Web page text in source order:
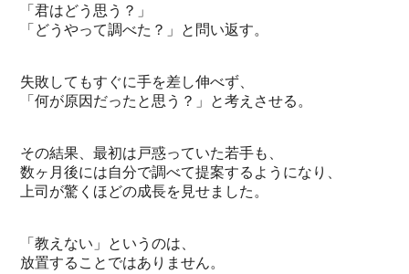
「君はどう思う？」
「どうやって調べた？」と問い返す。
失敗してもすぐに手を差し伸べず、
「何が原因だったと思う？」と考えさせる。
その結果、最初は戸惑っていた若手も、
数ヶ月後には自分で調べて提案するようになり、
上司が驚くほどの成長を見せました。
「教えない」というのは、
放置することではありません。